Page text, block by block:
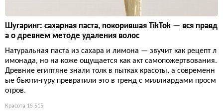
Шугаринг: сахарная паста, покорившая TikTok — вся правд
а о древнем методе удаления волос
Натуральная паста из сахара и лимона — звучит как рецепт л
имонада, но на коже ощущается как акт самопожертвования.
Древние египтяне знали толк в пытках красоты, а современн
ые бьюти-гуру превратили это в тренд с миллиардами просм
отров.
Красота 15 515